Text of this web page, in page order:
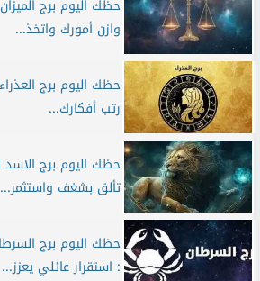
وازن أمورك واتخذ...
رتب أفكارك...
تألق بشغف واستثمر...
: استقرار عائلي يعزز...